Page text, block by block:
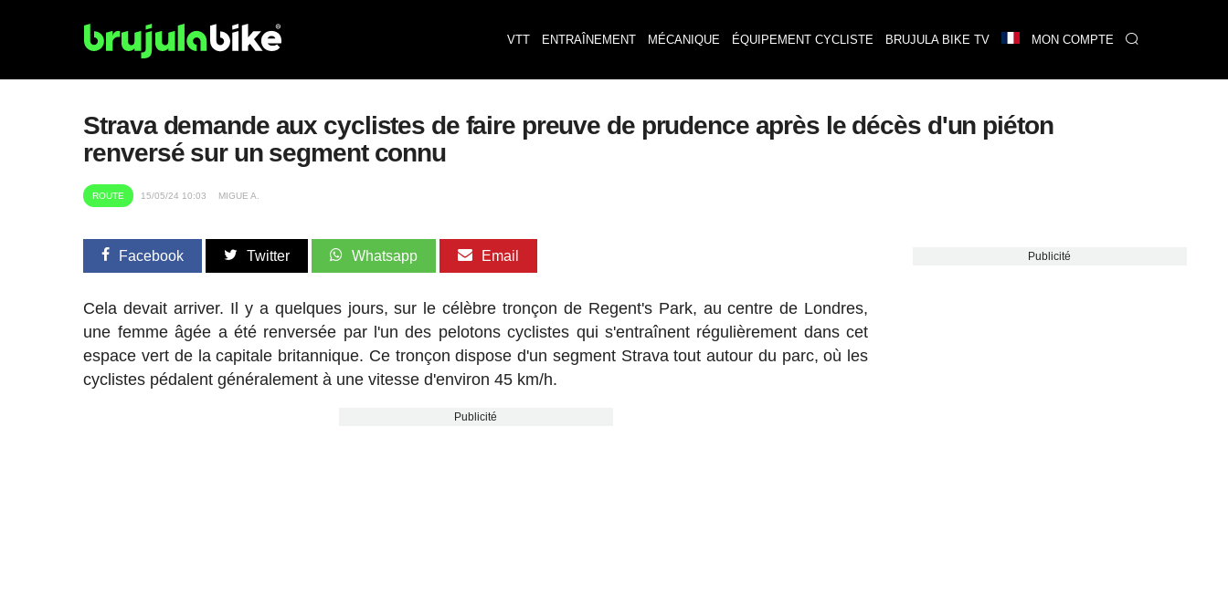
VTT ENTRAÎNEMENT MÉCANIQUE ÉQUIPEMENT CYCLISTE BRUJULA BIKE TV MON COMPTE
Strava demande aux cyclistes de faire preuve de prudence après le décès d'un piéton
renversé sur un segment connu
ROUTE 15/05/24 10:03 MIGUE A.
Facebook Twitter Whatsapp Email
Cela devait arriver. Il y a quelques jours, sur le célèbre tronçon de Regent's Park, au centre de Londres,
une femme âgée a été renversée par l'un des pelotons cyclistes qui s'entraînent régulièrement dans cet
espace vert de la capitale britannique. Ce tronçon dispose d'un segment Strava tout autour du parc, où les
cyclistes pédalent généralement à une vitesse d'environ 45 km/h.
Publicité
Publicité